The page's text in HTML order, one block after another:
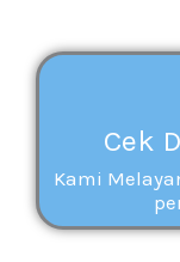
Cek
Kami